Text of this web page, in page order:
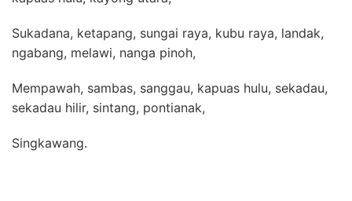
Sukadana, ketapang, sungai raya, kubu raya, landak,
ngabang, melawi, nanga pinoh,
Mempawah, sambas, sanggau, kapuas hulu, sekadau,
sekadau hilir, sintang, pontianak,
Singkawang.